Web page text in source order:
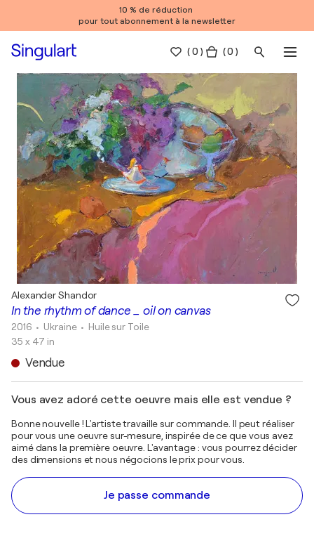
10 % de réduction
pour tout abonnement à la newsletter
(0 ) ( 0 )
In the rhythm of dance _ oil on canvas
Alexander Shandor
2016 • Ukraine • Huile sur Toile
35 x 47 in
Vendue
Vous avez adoré cette oeuvre mais elle est vendue ?
Bonne nouvelle ! L'artiste travaille sur commande. Il peut réaliser
pour vous une oeuvre sur-mesure, inspirée de ce que vous avez
aimé dans la première oeuvre. L'avantage : vous pourrez décider
des dimensions et nous négocions le prix pour vous.
Je passe commande